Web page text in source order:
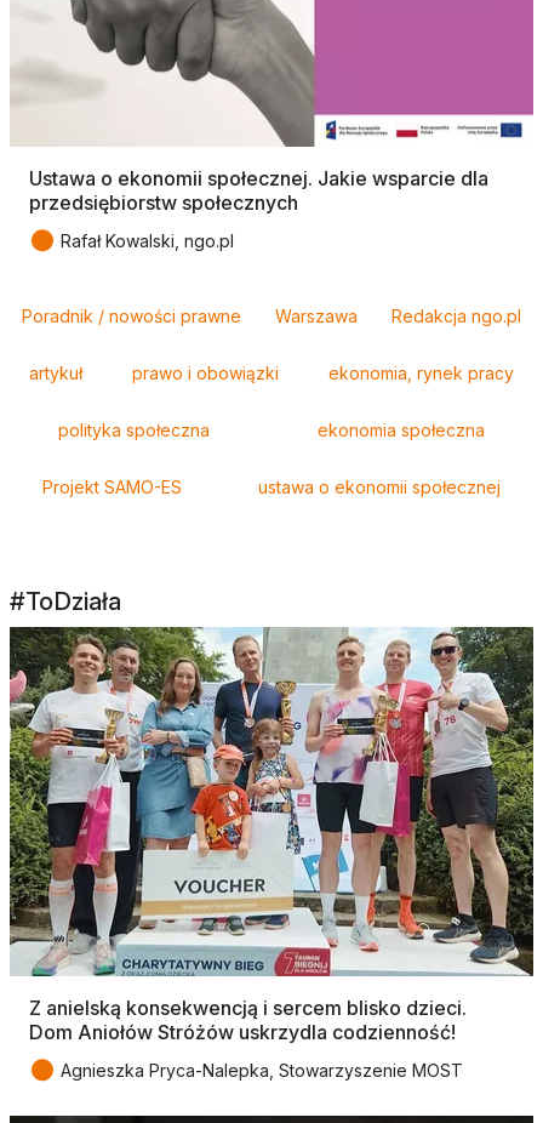
Ustawa o ekonomii społecznej. Jakie wsparcie dla
przedsiębiorstw społecznych
● Rafał Kowalski, ngo.pl
Poradnik / nowości prawne Warszawa Redakcja ngo.pl
artykuł prawo i obowiązki ekonomia, rynek pracy
polityka społeczna ekonomia społeczna
Projekt SAMO-ES ustawa o ekonomii społecznej
#ToDziała
Z anielską konsekwencją i sercem blisko dzieci.
Dom Aniołów Stróżów uskrzydla codzienność!
● Agnieszka Pryca-Nalepka, Stowarzyszenie MOST